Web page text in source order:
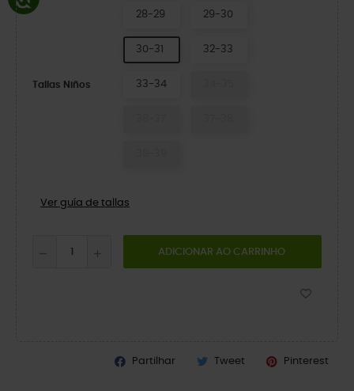
Tallas Niños
28-29 29-30
30-31 32-33
33-34
Ver guía de tallas
ADICIONAR AO CARRINHO
Partilhar Tweet Pinterest